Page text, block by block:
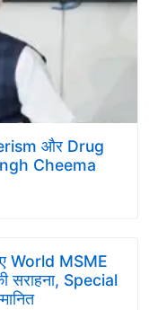
और Drug
Cheema
World MSME
Special